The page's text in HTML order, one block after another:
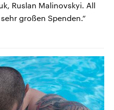
Ruslan Malinovskyi. All
großen Spenden.“